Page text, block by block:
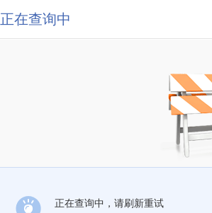
正在查询中
正在查询中，请刷新重试